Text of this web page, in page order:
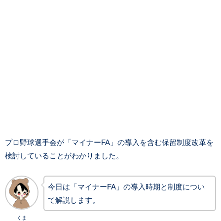
プロ野球選手会が「マイナーFA」の導入を含む保留制度改革を
検討していることがわかりました。
くま
今日は「マイナーFA」の導入時期と制度につい
て解説します。